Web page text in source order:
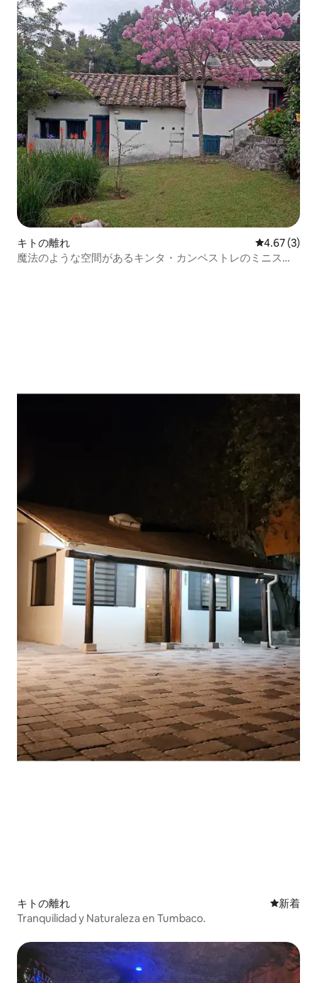
キトの離れ レビュー3
4.67 (3)
魔法のような空間があるキンタ・カンペストレのミニスイ
キトの離れ 新しい宿
新着
Tranquilidad y Naturaleza en Tumbaco.